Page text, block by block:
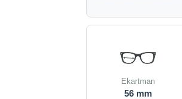
Ekartman
56 mm